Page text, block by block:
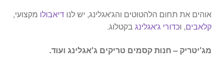
אוהים את תחום הלהטוטים והג'אגלינג, יש לנו דיאבולו מקצועי,
קלאבים, וכדורי ג'אגלינגבקטלוג.
מג'יטריק – חנות קסמים טריקים ג'אגלינג ועוד.